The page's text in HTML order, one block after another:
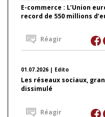
E-commerce : L’Union
record de 550 millions
Réagir
01.07.2026 | Edito
Les réseaux sociaux,
dissimulé
Réagir